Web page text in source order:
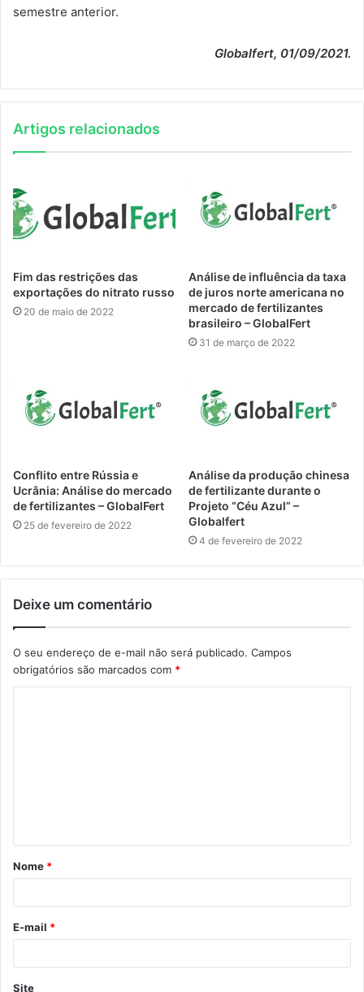
semestre anterior.
Globalfert, 01/09/2021.
Artigos relacionados
Fim das restrições das
exportações do nitrato russo
20 de maio de 2022
Análise de influência da taxa
de juros norte americana no
mercado de fertilizantes
brasileiro – GlobalFert
31 de março de 2022
Conflito entre Rússia e
Ucrânia: Análise do mercado
de fertilizantes – GlobalFert
25 de fevereiro de 2022
Análise da produção chinesa
de fertilizante durante o
Projeto “Céu Azul” –
Globalfert
4 de fevereiro de 2022
Deixe um comentário
O seu endereço de e-mail não será publicado. Campos
obrigatórios são marcados com *
á
r
*
Nome *
E-mail *
Site